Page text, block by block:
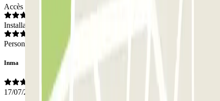
Accès
Installations
Personnel
Inma
17/07/2026